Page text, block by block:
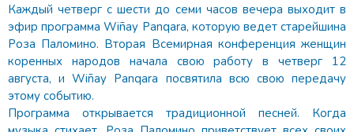
Каждый четверг с шести до семи часов вечера выходит в
эфир программа Wiñay Panqara, которую ведет старейшина
Роза Паломино. Вторая Всемирная конференция женщин
коренных народов начала свою работу в четверг 12
августа, и Wiñay Panqara посвятила всю свою передачу
этому событию.
Программа открывается традиционной песней. Когда